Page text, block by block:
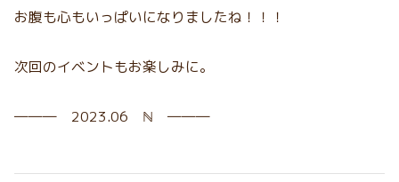
お腹も心もいっぱいになりましたね！！！
次回のイベントもお楽しみに。
――― 2023.06 ℕ ―――